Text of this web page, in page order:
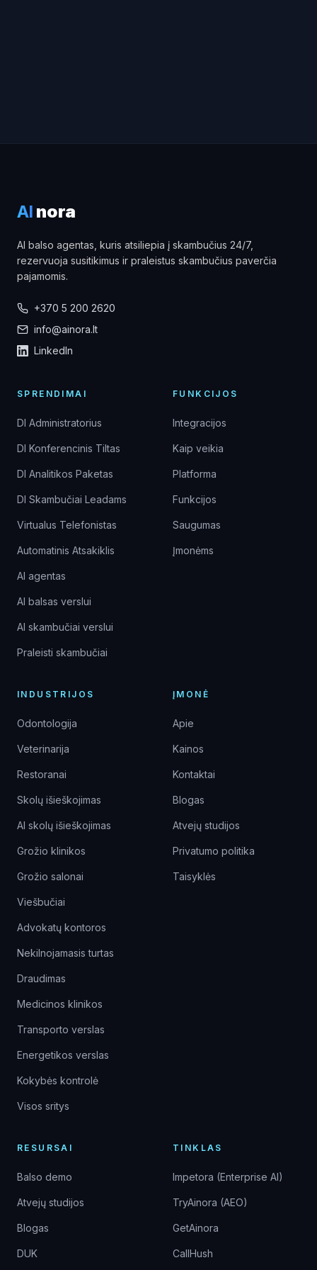
AI nora
AI balso agentas, kuris atsiliepia į skambučius 24/7,
rezervuoja susitikimus ir praleistus skambučius paverčia
pajamomis.
+370 5 200 2620
info@ainora.lt
LinkedIn
SPRENDIMAI
DI Administratorius
DI Konferencinis Tiltas
DI Analitikos Paketas
DI Skambučiai Leadams
Virtualus Telefonistas
Automatinis Atsakiklis
AI agentas
AI balsas verslui
AI skambučiai verslui
Praleisti skambučiai
FUNKCIJOS
Integracijos
Kaip veikia
Platforma
Funkcijos
Saugumas
Įmonėms
INDUSTRIJOS
Odontologija
Veterinarija
Restoranai
Skolų išieškojimas
AI skolų išieškojimas
Grožio klinikos
Grožio salonai
Viešbučiai
Advokatų kontoros
Nekilnojamasis turtas
Draudimas
Medicinos klinikos
Transporto verslas
Energetikos verslas
Kokybės kontrolė
Visos sritys
ĮMONĖ
Apie
Kainos
Kontaktai
Blogas
Atvejų studijos
Privatumo politika
Taisyklės
RESURSAI
Balso demo
Atvejų studijos
Blogas
DUK
TINKLAS
Impetora (Enterprise AI)
TryAinora (AEO)
GetAinora
CallHush